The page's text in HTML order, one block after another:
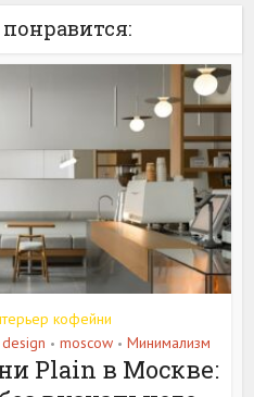
кофейни
• moscow • Минимализм
Plain в Москве: